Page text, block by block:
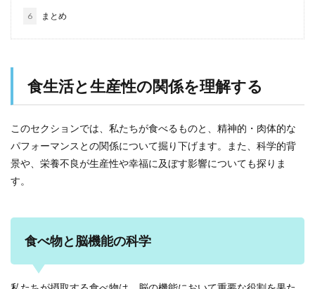
6 まとめ
食生活と生産性の関係を理解する
このセクションでは、私たちが食べるものと、精神的・肉体的な
パフォーマンスとの関係について掘り下げます。また、科学的背
景や、栄養不良が生産性や幸福に及ぼす影響についても探りま
す。
食べ物と脳機能の科学